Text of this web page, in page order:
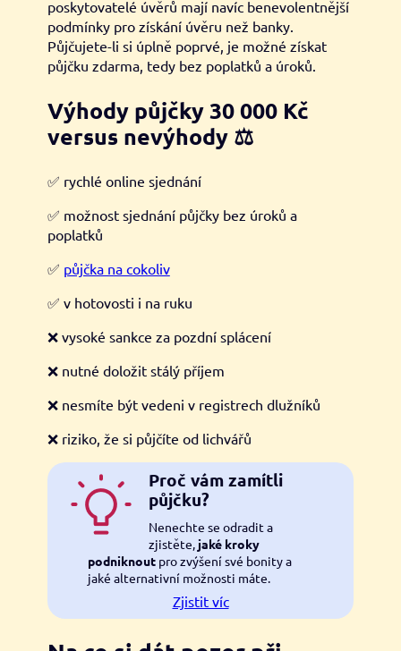
poskytovatelé úvěrů mají navíc benevolentnější
podmínky pro získání úvěru než banky.
Půjčujete-li si úplně poprvé, je možné získat
půjčku zdarma, tedy bez poplatků a úroků.
Výhody půjčky 30 000 Kč
versus nevýhody⚖️
✅ rychlé online sjednání
✅ možnost sjednání půjčky bez úroků a
poplatků
✅ půjčka na cokoliv
✅ v hotovosti i na ruku
❌ vysoké sankce za pozdní splácení
❌ nutné doložit stálý příjem
❌ nesmíte být vedeni v registrech dlužníků
❌ riziko, že si půjčíte od lichvářů
Proč vám zamítli
půjčku?
Nenechte se odradit a
zjistěte, jaké kroky
podniknoutpro zvýšení své bonity a
jaké alternativní možnosti máte.
Zjistit víc